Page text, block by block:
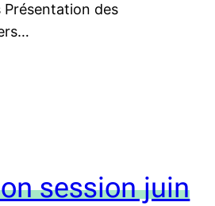
Présentation des
session juin